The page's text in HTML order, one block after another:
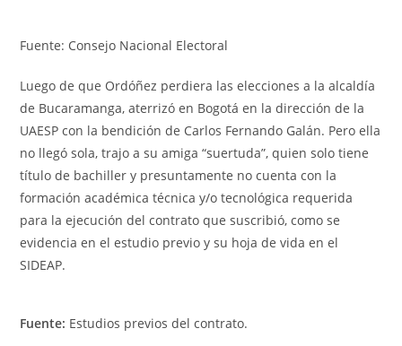
Fuente: Consejo Nacional Electoral
Luego de que Ordóñez perdiera las elecciones a la alcaldía
de Bucaramanga, aterrizó en Bogotá en la dirección de la
UAESP con la bendición de Carlos Fernando Galán. Pero ella
no llegó sola, trajo a su amiga “suertuda”, quien solo tiene
título de bachiller y presuntamente no cuenta con la
formación académica técnica y/o tecnológica requerida
para la ejecución del contrato que suscribió, como se
evidencia en el estudio previo y su hoja de vida en el
SIDEAP.
Fuente: Estudios previos del contrato.